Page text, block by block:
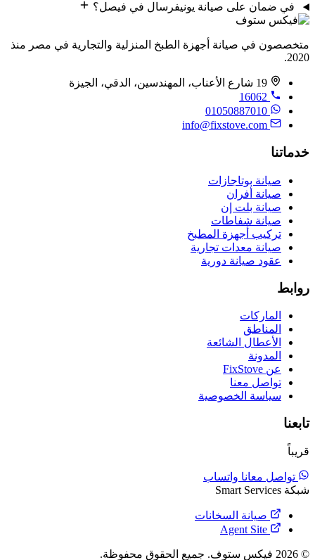
في ضمان على صيانة يونيفرسال في فيصل؟
متخصصون في صيانة أجهزة الطبخ المنزلية والتجارية في مصر منذ
2020.
19 شارع الأعناب، المهندسين، الدقي، الجيزة
16062
01050887010
info@fixstove.com
خدماتنا
صيانة بوتاجازات
صيانة أفران
صيانة بلت إن
صيانة شفاطات
تركيب أجهزة المطبخ
صيانة معدات تجارية
عقود صيانة دورية
روابط
الماركات
المناطق
الأعطال الشائعة
المدونة
عن FixStove
تواصل معنا
سياسة الخصوصية
تابعنا
قريباً
تواصل معانا واتساب
شبكة Smart Services
صيانة السخانات
Agent Site
© 2026 فيكس ستوف. جميع الحقوق محفوظة.